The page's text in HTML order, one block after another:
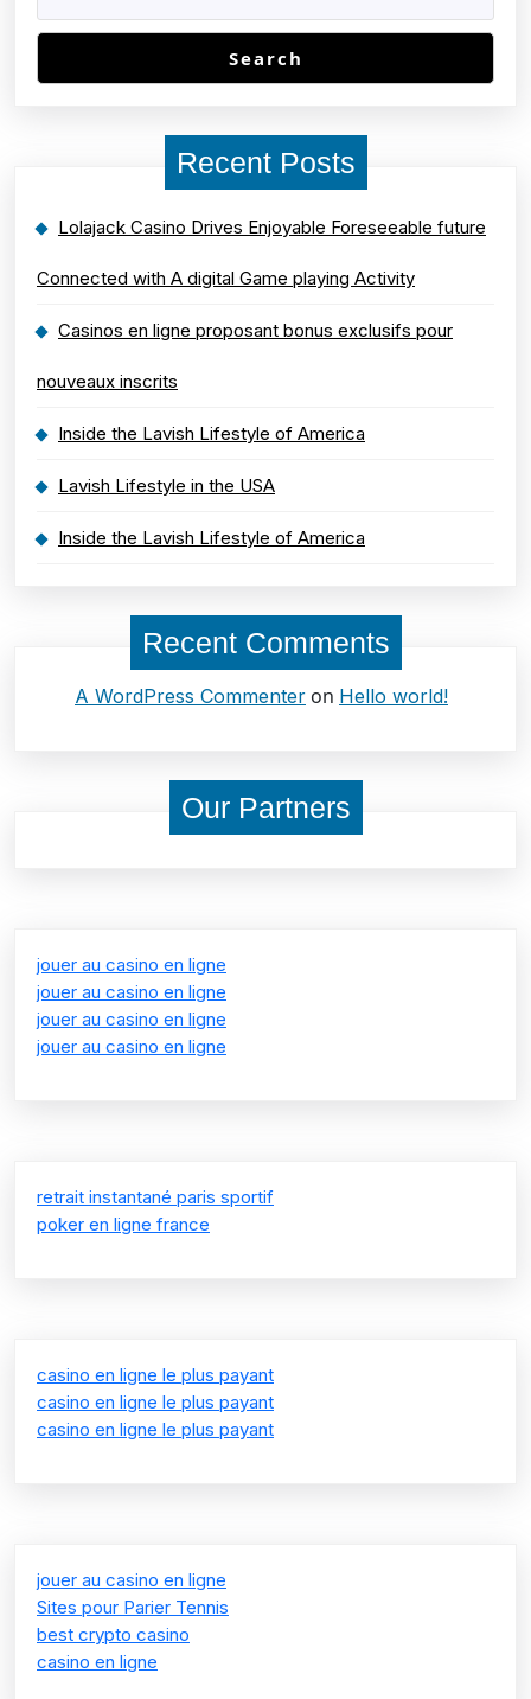
Search
Recent Posts
Lolajack Casino Drives Enjoyable Foreseeable future
Connected with A digital Game playing Activity
Casinos en ligne proposant bonus exclusifs pour
nouveaux inscrits
Inside the Lavish Lifestyle of America
Lavish Lifestyle in the USA
Inside the Lavish Lifestyle of America
Recent Comments
A WordPress Commenter on Hello world!
Our Partners
jouer au casino en ligne
jouer au casino en ligne
jouer au casino en ligne
jouer au casino en ligne
retrait instantané paris sportif
poker en ligne france
casino en ligne le plus payant
casino en ligne le plus payant
casino en ligne le plus payant
jouer au casino en ligne
Sites pour Parier Tennis
best crypto casino
casino en ligne